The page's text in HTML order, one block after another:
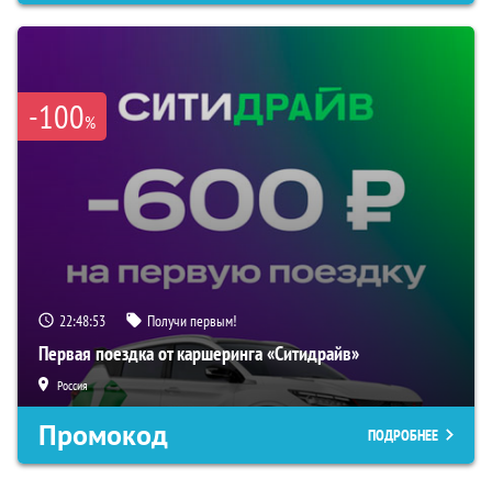
-100%
22:48:52 Получи первым!
Первая поездка от каршеринга «Ситидрайв»
Россия
Промокод ПОДРОБНЕЕ